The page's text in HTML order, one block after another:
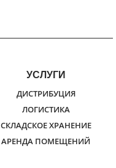
УСЛУГИ
ДИСТРИБУЦИЯ
ЛОГИСТИКА
СКЛАДСКОЕ ХРАНЕНИЕ
АРЕНДА ПОМЕЩЕНИЙ